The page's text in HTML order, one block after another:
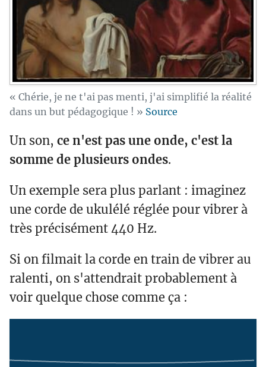
« Chérie, je ne t'ai pas menti, j'ai simplifié la réalité
dans un but pédagogique ! » Source
Un son, ce n'est pas une onde, c'est la
somme de plusieurs ondes.
Un exemple sera plus parlant : imaginez
une corde de ukulélé réglée pour vibrer à
très précisément 440 Hz.
Si on filmait la corde en train de vibrer au
ralenti, on s'attendrait probablement à
voir quelque chose comme ça :